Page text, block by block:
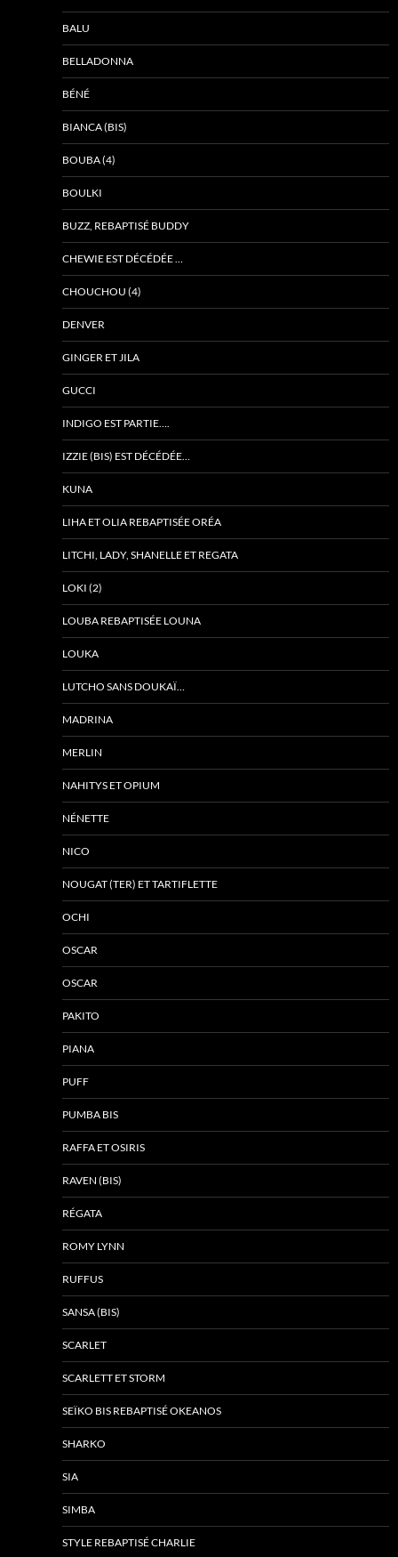
BALU
BELLADONNA
BÉNÉ
BIANCA (BIS)
BOUBA (4)
BOULKI
BUZZ, REBAPTISÉ BUDDY
CHEWIE EST DÉCÉDÉE …
CHOUCHOU (4)
DENVER
GINGER ET JILA
GUCCI
INDIGO EST PARTIE….
IZZIE (BIS) EST DÉCÉDÉE…
KUNA
LIHA ET OLIA REBAPTISÉE ORÉA
LITCHI, LADY, SHANELLE ET REGATA
LOKI (2)
LOUBA REBAPTISÉE LOUNA
LOUKA
LUTCHO SANS DOUKAÏ…
MADRINA
MERLIN
NAHITYS ET OPIUM
NÉNETTE
NICO
NOUGAT (TER) ET TARTIFLETTE
OCHI
OSCAR
OSCAR
PAKITO
PIANA
PUFF
PUMBA BIS
RAFFA ET OSIRIS
RAVEN (BIS)
RÉGATA
ROMY LYNN
RUFFUS
SANSA (BIS)
SCARLET
SCARLETT ET STORM
SEÏKO BIS REBAPTISÉ OKEANOS
SHARKO
SIA
SIMBA
STYLE REBAPTISÉ CHARLIE